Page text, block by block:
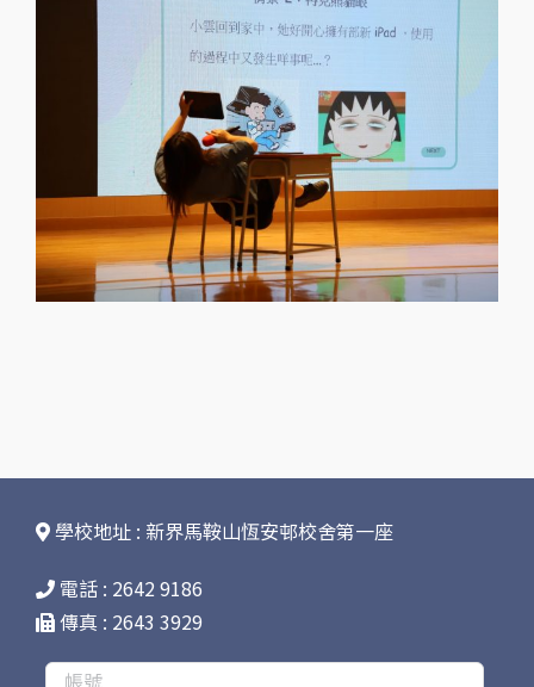
學校地址 : 新界馬鞍山恆安邨校舍第一座
電話 : 2642 9186
傳真 : 2643 3929